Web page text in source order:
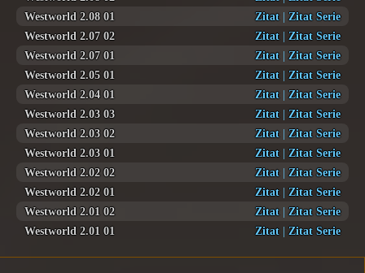
Westworld 2.08 01
Zitat | Zitat Serie
Westworld 2.07 02
Zitat | Zitat Serie
Westworld 2.07 01
Zitat | Zitat Serie
Westworld 2.05 01
Zitat | Zitat Serie
Westworld 2.04 01
Zitat | Zitat Serie
Westworld 2.03 03
Zitat | Zitat Serie
Westworld 2.03 02
Zitat | Zitat Serie
Westworld 2.03 01
Zitat | Zitat Serie
Westworld 2.02 02
Zitat | Zitat Serie
Westworld 2.02 01
Zitat | Zitat Serie
Westworld 2.01 02
Zitat | Zitat Serie
Westworld 2.01 01
Zitat | Zitat Serie